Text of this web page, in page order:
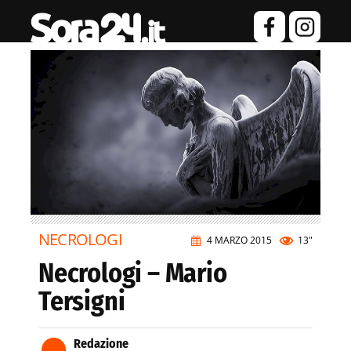
4 MARZO 2015 13"
NECROLOGI
Necrologi – Mario
Tersigni
Redazione